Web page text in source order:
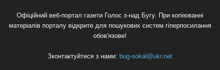
Офіційний веб-портал газети Голос з-над Бугу. При копіюванні
матеріалів порталу відкрите для пошукових систем гіперпосилання
обов'язове!
Зконтактуйтеся з нами: bug-sokal@ukr.net